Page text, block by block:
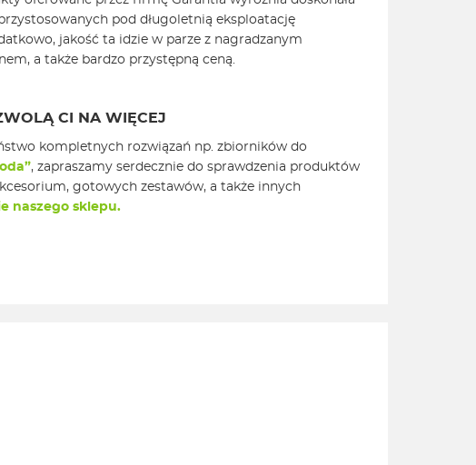
pod długoletnią eksploatację
jakość ta idzie w parze z nagradzanym
a także bardzo przystępną ceną.
CI NA WIĘCEJ
kompletnych rozwiązań np. zbiorników do
, zapraszamy serdecznie do sprawdzenia produktów
gotowych zestawów, a także innych
naszego sklepu.